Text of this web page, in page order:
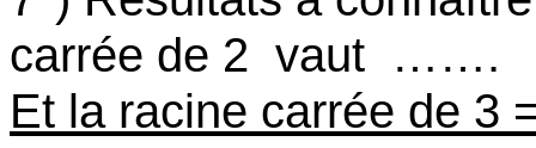
carrée de 2 vaut …….
Et la racine carrée